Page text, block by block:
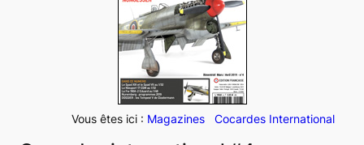
c
h
e
r
Vous êtes ici : Magazines Cocardes International